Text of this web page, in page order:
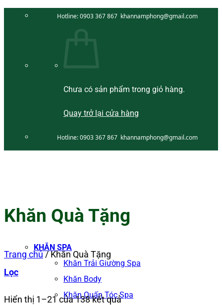
Hotline:0903 367 867 khannamphong@gmail.com
Chưa có sản phẩm trong giỏ hàng.
Quay trở lại cửa hàng
Hotline:0903 367 867 khannamphong@gmail.com
KHĂN SPA
Khăn Trải Giường Spa
Khăn Body
Khăn Quấn Tóc Spa
Khăn Quà Tặng
Trang chủ/Khăn Quà Tặng
Lọc
Hiển thị 1–21 của 138 kết quảĐã